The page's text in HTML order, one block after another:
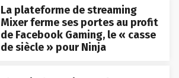
La plateforme de streaming
Mixer ferme ses portes au profit
de Facebook Gaming, le « casse
de siècle » pour Ninja